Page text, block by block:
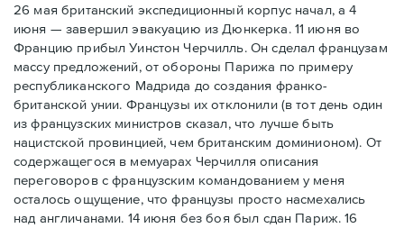
26 мая британский экспедиционный корпус начал, а 4
июня — завершил эвакуацию из Дюнкерка. 11 июня во
Францию прибыл Уинстон Черчилль. Он сделал французам
массу предложений, от обороны Парижа по примеру
республиканского Мадрида до создания франко-
британской унии. Французы их отклонили (в тот день один
из французских министров сказал, что лучше быть
нацистской провинцией, чем британским доминионом). От
содержащегося в мемуарах Черчилля описания
переговоров с французским командованием у меня
осталось ощущение, что французы просто насмехались
над англичанами. 14 июня без боя был сдан Париж. 16